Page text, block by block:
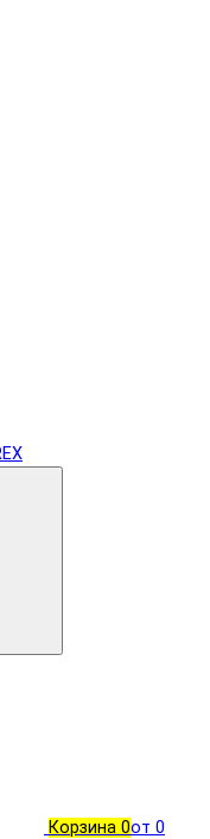
Корзина 0от 0